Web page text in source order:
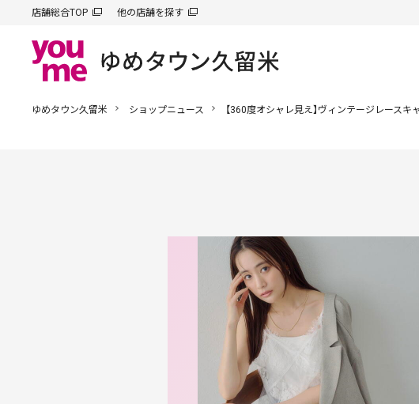
店舗総合TOP 他の店舗を探す
ゆめタウン久留米 ショップニュース 【360度オシャレ見え】ヴィンテージレースキ